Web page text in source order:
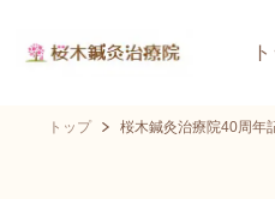
トップ 桜木鍼灸治療院40周年